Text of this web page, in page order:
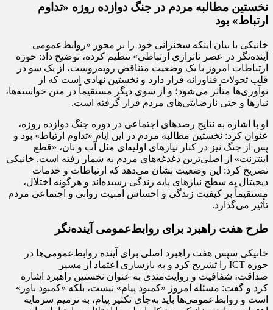
نخستین مطالبه مردم در جنگ دوازده روزه «تداوم
ارتباط» بود
خانیکی با بیان اینکه سخنرانی خود را بر محور «روابط‌عمومی
آینده‌نگر در عصر ناترازی ارتباطی» تنظیم کرده، توضیح داد: حوزه
ارتباطات امروز با یک وضعیت متناقض روبه‌روست، از یک سو در
قلب تحولات فناورانه قرار دارد و نخستین نهادی است که از
نوآوری‌ها متأثر می‌شود؛ و از سوی دیگر مستقیماً در متن خواسته‌ها،
نیازها و حتی نارضایتی‌های مردم قرار گرفته است.
او با اشاره به نتایج رصدهای اجتماعی در دوره جنگ دوازده روزه،
عنوان کرد: نخستین مطالبه مردم در این ایام «تداوم ارتباط» بود و
پس از جنگ نیز در کنار نیازهای اولیه‌ای مثل آب و نان، «قطع
اینترنت» از اصلی‌ترین دغدغه‌های مردم به شمار رفته است. خانیکی
تصریح کرد: این وضعیت نشان می‌دهد که ارتباطات و خدمات
دیجیتال به سطح نیازهای پایه زندگی رسیده‌اند و هرگونه اختلال،
مستقیماً بر کیفیت زندگی و احساس امنیت روانی و اجتماعی مردم
تأثیر می‌گذارد.
طرح هفت راهبرد برای روابط‌عمومی آینده‌نگر
خانیکی سپس هفت راهبرد اصلی برای آینده روابط‌عمومی‌ها در
حوزه ICT را تشریح کرد و به بازسازی اعتماد از مسیر
صداقت، شفافیت و روایت‌مندی به عنوان نخستین راهبرد اشاره
کرد و گفت: مسئله امروز «کمبود پیام» نیست، بلکه «کمبود باور»
است و روابط‌عمومی‌ها باید به‌جای تکثیر پیام، به ترمیم سرمایه